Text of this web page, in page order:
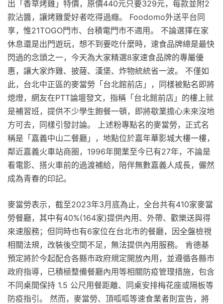
出「香草烤雞」特價，原價440元只要329元，每款並附2
款沾醬，讓烤雞愛好者吃得過癮。 Foodomo外送平台同
享，惟21TOGO門市、台積電門市不適用。 不論選擇在家
休息還是出門遊玩，想不到要吃什麼時，速食品牌總是最快
閃過的念頭之一，今天為大家精選8家速食品牌的專屬優
惠，讓大家炸雞、披薩、漢堡、炸物統統省一波。 不僅如
此，台北中正區的麥當勞「台北館前店」，同樣被點名即將
熄燈，網友在PTT論壇發文，指稱「台北館前店」的樓上就
是補習班，提供不少學生飽餐一頓，即將歇業擔心未來沒地
方可去，同樣引發討論。 上述粉專點名的麥當勞，正式名
稱是「嘉義中山二餐廳」，地點位於嘉年華影城大樓一樓，
鄰近嘉義火車站商圈，1996年開業至今已有27年，不論是
看電影、搭火車前的過渡補給，陪伴無數嘉義人成長，儼然
成為青春的印記。
麥當勞表示，截至2023年3月底為止，全台共有410家麥當
勞餐廳，其中有40%(164家)提供內用、外帶、歡樂送與得
來速服務；但同時也有6家位在台北市的餐廳，因全盤檢視
相關法規，改裝後空間不足，無法提供內用服務。 肯德基
預定將於今起配合各縣市政府規定開放內用，並遵循各縣市
政府指導，已積極整備餐廳內用等相關防疫管理措施，包含
不同桌間保持 1.5 公尺用餐距離、同桌安排梅花座或隔板等
防疫指引。 然而，麥當勞、頂呱呱等速食業者則宣告，將